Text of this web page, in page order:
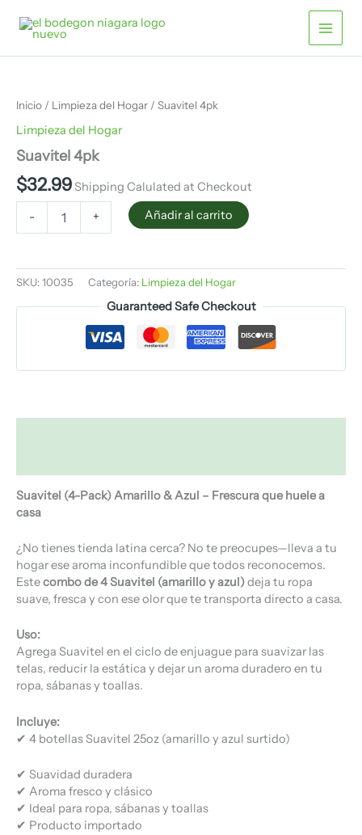
contenido
Inicio / Limpieza del Hogar / Suavitel 4pk
Limpieza del Hogar
Suavitel 4pk
$32.99 Shipping Calulated at Checkout
- + Añadir al carrito
SKU:10035 Categoría: Limpieza del Hogar
Guaranteed Safe Checkout
Suavitel (4-Pack) Amarillo & Azul – Frescura que huele a
casa
¿No tienes tienda latina cerca? No te preocupes—lleva a tu
hogar ese aroma inconfundible que todos reconocemos.
Estecombo de 4 Suavitel (amarillo y azul)deja tu ropa
suave, fresca y con ese olor que te transporta directo a casa.
Uso:
Agrega Suavitel en el ciclo de enjuague para suavizar las
telas, reducir la estática y dejar un aroma duradero en tu
ropa, sábanas y toallas.
Incluye:
✔ 4 botellas Suavitel 25oz (amarillo y azul surtido)
✔ Suavidad duradera
✔ Aroma fresco y clásico
✔ Ideal para ropa, sábanas y toallas
✔ Producto importado